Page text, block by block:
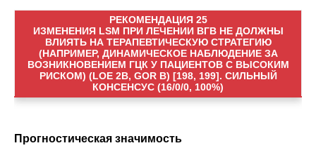
РЕКОМЕНДАЦИЯ 25
ИЗМЕНЕНИЯ LSM ПРИ ЛЕЧЕНИИ ВГВ НЕ ДОЛЖНЫ
ВЛИЯТЬ НА ТЕРАПЕВТИЧЕСКУЮ СТРАТЕГИЮ
(НАПРИМЕР, ДИНАМИЧЕСКОЕ НАБЛЮДЕНИЕ ЗА
ВОЗНИКНОВЕНИЕМ ГЦК У ПАЦИЕНТОВ С ВЫСОКИМ
РИСКОМ) (LOE 2B, GOR B) [198, 199]. СИЛЬНЫЙ
КОНСЕНСУС (16/0/0, 100%)
Прогностическая значимость